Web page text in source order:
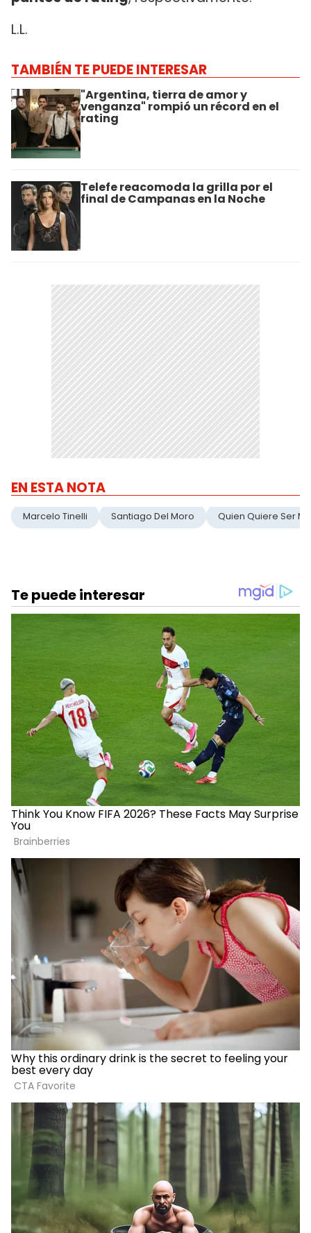
L.L.
TAMBIÉN TE PUEDE INTERESAR
"Argentina, tierra de amor y
venganza" rompió un récord en el
rating
Telefe reacomoda la grilla por el
final de Campanas en la Noche
EN ESTA NOTA
Marcelo Tinelli Santiago Del Moro Quien Quiere Ser